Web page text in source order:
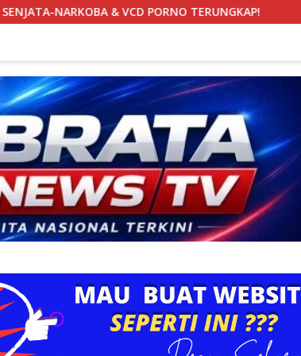
PORNO TERUNGKAP! SEKBER FAHMI Soroti